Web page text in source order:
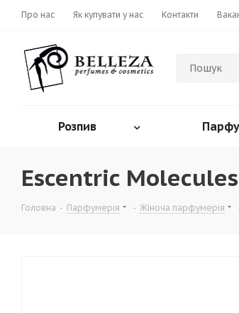
Про нас Як купувати у нас Контакти
Розпив
Escentric
Головна - Парфумерія - Жіноча парфумерія